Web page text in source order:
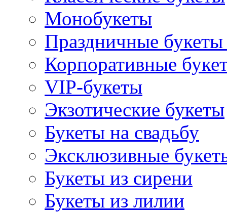
Монобукеты
Праздничные букеты
Корпоративные
VIP-букеты
Экзотические букеты
Букеты на свадьбу
Эксклюзивные
Букеты из сирени
Букеты из лилии